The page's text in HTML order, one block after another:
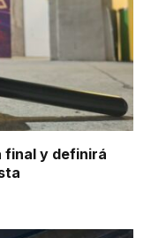
final y definirá